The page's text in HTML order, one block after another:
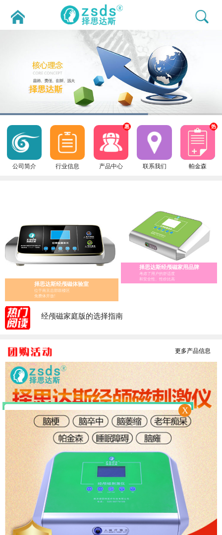
公司简介 行业信息 产品中心
惠
联系我们 帕金森
热
择思达斯经颅磁体验室
位于南京总部鼓楼区
免费体开放!
择思达斯经颅磁家用品牌
考虑了用户的舒适度
和安全性、性价比高
经颅磁家庭版的选择指南
医用经颅磁和家用经颅磁刺激仪的区别
择思达斯经颅磁刺激仪常见问答
南京择思达斯经颅磁市场价格多少
孩子抽动症用经颅磁治疗和吃药哪个效果好
更多产品信息
X